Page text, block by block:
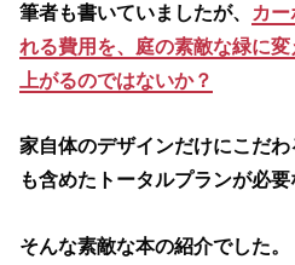
筆者も書いていましたが、 カ
れる費用を、庭の素敵な緑に
上がるのではないか？
家自体のデザインだけにこだ
も含めたトータルプランが必要
そんな素敵な本の紹介でした。